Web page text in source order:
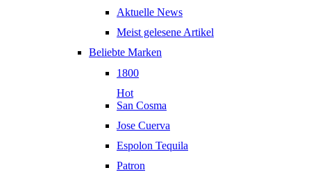
Aktuelle News
Meist gelesene Artikel
Beliebte Marken
1800
Hot
San Cosma
Jose Cuerva
Espolon Tequila
Patron